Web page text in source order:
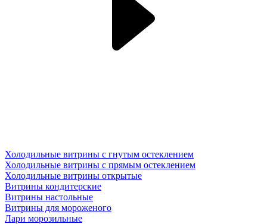
Холодильные витрины с гнутым остеклением
Холодильные витрины с прямым остеклением
Холодильные витрины открытые
Витрины кондитерские
Витрины настольные
Витрины для мороженого
Лари морозильные